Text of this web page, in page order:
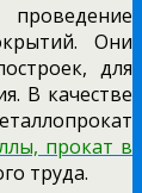
Они
для
В качестве
прокат в
труда.